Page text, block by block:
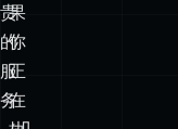
（几
乎）
总
是
执
行
写
入